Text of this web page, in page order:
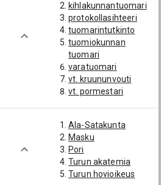
kihlakunnantuomari
protokollasihteeri
tuomarintutkinto
tuomiokunnan
tuomari
varatuomari
vt. kruununvouti
vt. pormestari
Ala-Satakunta
Masku
Pori
Turun akatemia
Turun hovioikeus